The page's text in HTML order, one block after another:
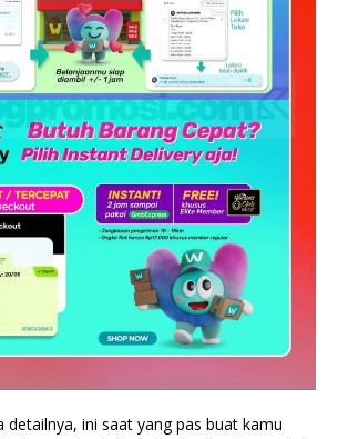
detailnya, ini saat yang pas buat kamu